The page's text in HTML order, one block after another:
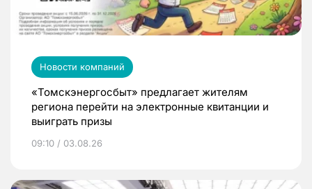
Новости компаний
«Томскэнергосбыт» предлагает жителям
региона перейти на электронные квитанции и
выиграть призы
09:10 / 03.08.26